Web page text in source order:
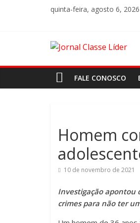
quinta-feira, agosto 6, 2026
FALE CONOSCO
Homem
10 de novembro de 2021
Investigação apontou
crimes para não ter